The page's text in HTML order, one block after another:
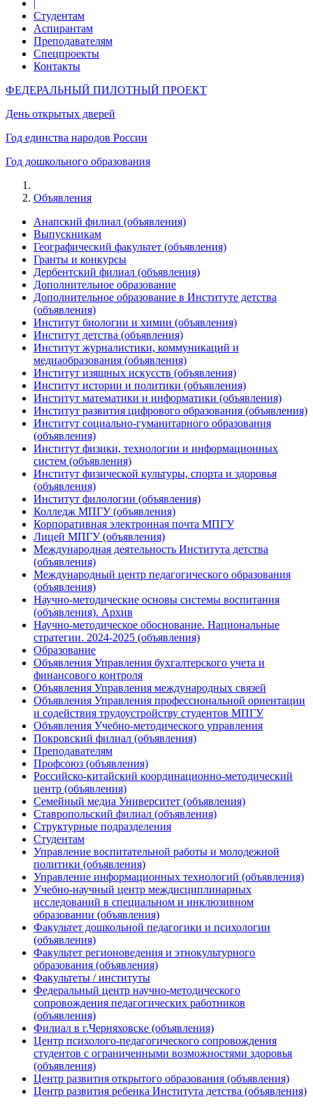
|
Студентам
Аспирантам
Преподавателям
Спецпроекты
Контакты
ФЕДЕРАЛЬНЫЙ ПИЛОТНЫЙ ПРОЕКТ
День открытых дверей
Год единства народов России
Год дошкольного образования
Объявления
Анапский филиал (объявления)
Выпускникам
Географический факультет (объявления)
Гранты и конкурсы
Дербентский филиал (объявления)
Дополнительное образование
Дополнительное образование в Институте детства
(объявления)
Институт биологии и химии (объявления)
Институт детства (объявления)
Институт журналистики, коммуникаций и
медиаобразования (объявления)
Институт изящных искусств (объявления)
Институт истории и политики (объявления)
Институт математики и информатики (объявления)
Институт развития цифрового образования (объявления)
Институт социально-гуманитарного образования
(объявления)
Институт физики, технологии и информационных
систем (объявления)
Институт физической культуры, спорта и здоровья
(объявления)
Институт филологии (объявления)
Колледж МПГУ (объявления)
Корпоративная электронная почта МПГУ
Лицей МПГУ (объявления)
Международная деятельность Института детства
(объявления)
Международный центр педагогического образования
(объявления)
Научно-методические основы системы воспитания
(объявления). Архив
Научно-методическое обоснование. Национальные
стратегии. 2024-2025 (объявления)
Образование
Объявления Управления бухгалтерского учета и
финансового контроля
Объявления Управления международных связей
Объявления Управления профессиональной ориентации
и содействия трудоустройству студентов МПГУ
Объявления Учебно-методического управления
Покровский филиал (объявления)
Преподавателям
Профсоюз (объявления)
Российско-китайский координационно-методический
центр (объявления)
Семейный медиа Университет (объявления)
Ставропольский филиал (объявления)
Структурные подразделения
Студентам
Управление воспитательной работы и молодежной
политики (объявления)
Управление информационных технологий (объявления)
Учебно-научный центр междисциплинарных
исследований в специальном и инклюзивном
образовании (объявления)
Факультет дошкольной педагогики и психологии
(объявления)
Факультет регионоведения и этнокультурного
образования (объявления)
Факультеты / институты
Федеральный центр научно-методического
сопровождения педагогических работников
(объявления)
Филиал в г.Черняховске (объявления)
Центр психолого-педагогического сопровождения
студентов с ограниченными возможностями здоровья
(объявления)
Центр развития открытого образования (объявления)
Центр развития ребенка Института детства (объявления)